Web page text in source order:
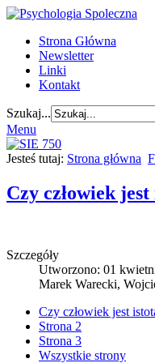
Strona Główna
Newsletter
Linki
Kontakt
Szukaj...
Menu
Jesteś tutaj: Strona główna
Czy człowiek jest
Szczegóły
Utworzono: 01
Marek Warecki,
Czy człowiek jest
Strona 2
Strona 3
Wszystkie strony